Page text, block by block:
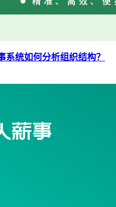
系统如何分析组织结构？